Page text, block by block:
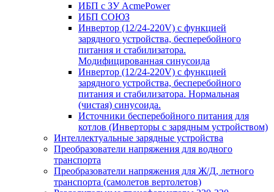
ИБП с ЗУ AcmePower
ИБП СОЮЗ
Инвертор (12/24-220V) с функцией
зарядного устройства, бесперебойного
питания и стабилизатора.
Модифицированная синусоида
Инвертор (12/24-220V) с функцией
зарядного устройства, бесперебойного
питания и стабилизатора. Нормальная
(чистая) синусоида.
Источники бесперебойного питания для
котлов (Инверторы с зарядным устройством)
Интеллектуальные зарядные устройства
Преобразователи напряжения для водного
транспорта
Преобразователи напряжения для Ж/Д, летного
транспорта (самолетов вертолетов)